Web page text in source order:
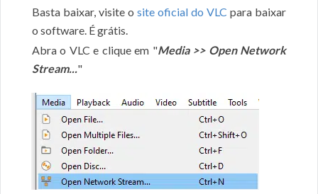
Basta baixar, visite o site oficial do VLC para baixar
o software. É grátis.
Abra o VLC e clique em "Media >> Open Network
Stream..."